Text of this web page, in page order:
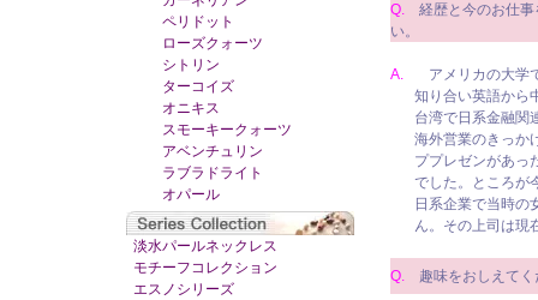
ペリドット
ローズクォーツ
シトリン
ターコイズ
オニキス
スモーキークォーツ
アベンチュリン
ラブラドライト
オパール
淡水パールネックレス
モチーフコレクション
エスノシリーズ
Q. 経歴と今のお仕事
い。
A.
アメリカの大学
知り合い英語から
台湾で日系金融関
海外営業のきっか
ププレゼンがあっ
でした。ところが
日系企業で当時の
ん。その上司は現
Q. 趣味をおしえてく